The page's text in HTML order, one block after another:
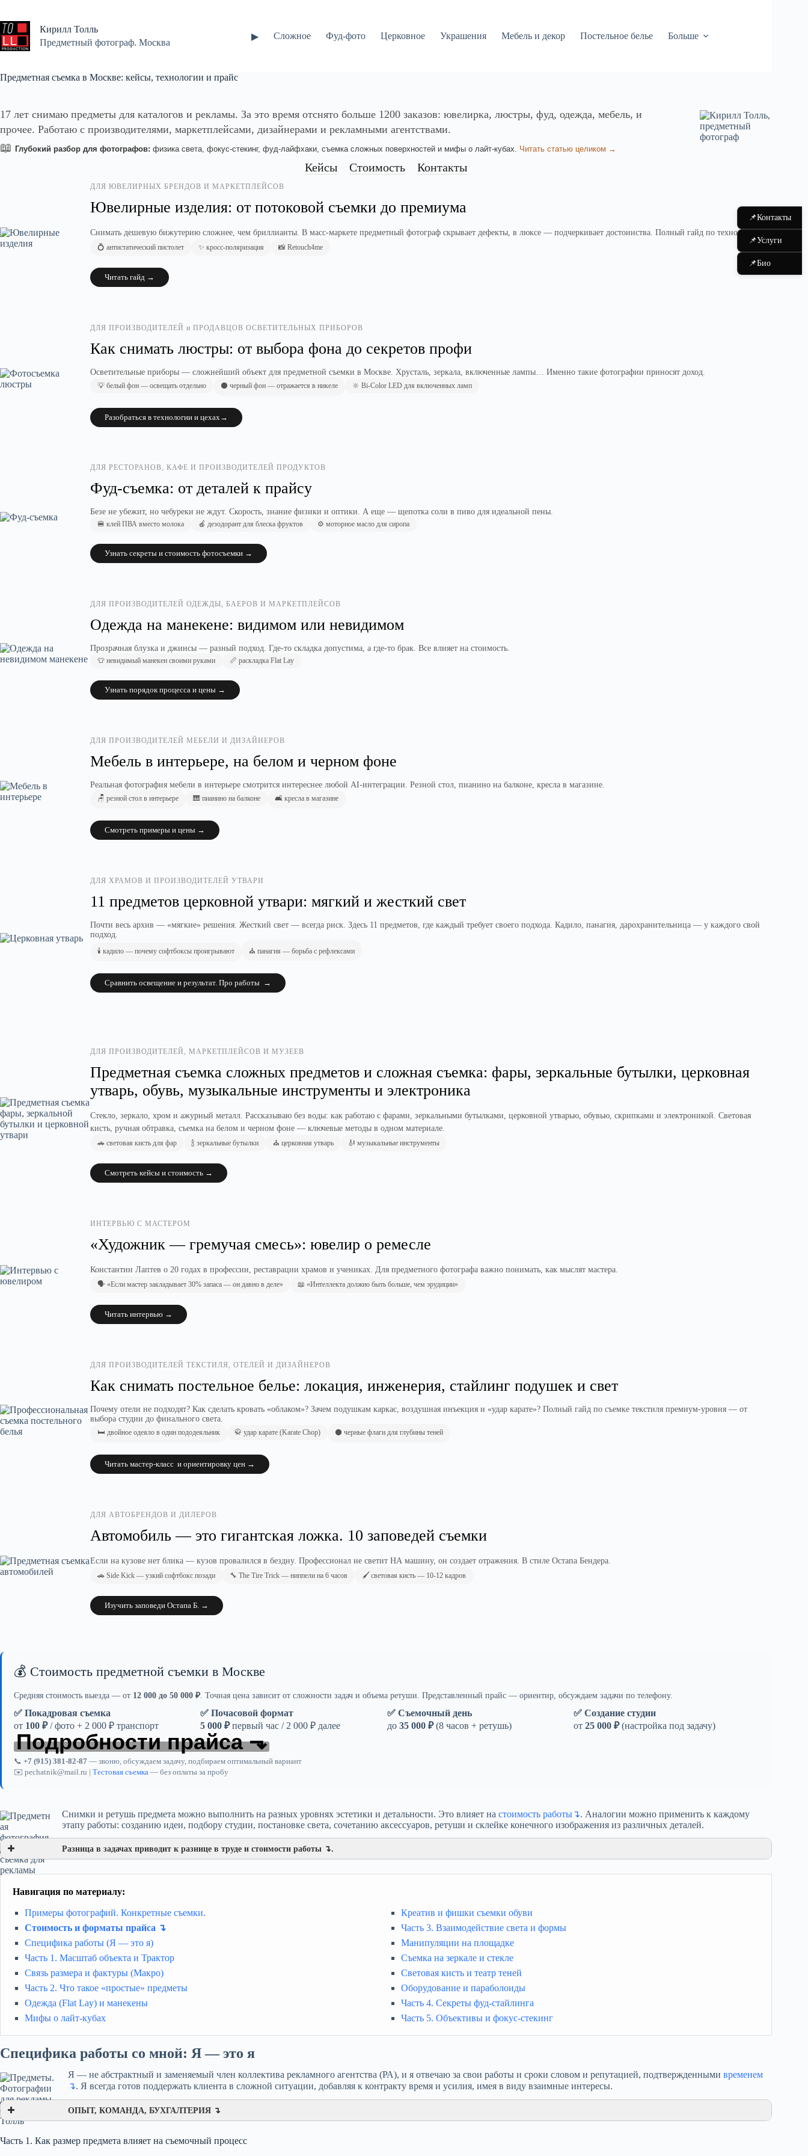
сути
Кирилл Толль
Предметный фотограф. Москва
▶ Сложное Фуд-фото Церковное Украшения Мебель и декор Постельное белье Больше
Предметная съемка в Москве: кейсы, технологии и прайс
17 лет снимаю предметы для каталогов и рекламы. За это время отснято больше 1200 заказов: ювелирка, люстры, фуд, одежда, мебель, и
прочее. Работаю с производителями, маркетплейсами, дизайнерами и рекламными агентствами.
📖 Глубокий разбор для фотографов: физика света, фокус-стекинг, фуд-лайфхаки, съемка сложных поверхностей и мифы о лайт-кубах. Читать статью целиком →
Кейсы Стоимость Контакты
ДЛЯ ЮВЕЛИРНЫХ БРЕНДОВ И МАРКЕТПЛЕЙСОВ
Ювелирные изделия: от потоковой съемки до премиума
Снимать дешевую бижутерию сложнее, чем бриллианты. В масс-маркете предметный фотограф скрывает дефекты, в люксе — подчеркивает достоинства. Полный гайд по технологиям.
💍 антистатический пистолет ✨ кросс-поляризация 📸 Retouch4me
Читать гайд →
ДЛЯ ПРОИЗВОДИТЕЛЕЙ и ПРОДАВЦОВ ОСВЕТИТЕЛЬНЫХ ПРИБОРОВ
Как снимать люстры: от выбора фона до секретов профи
Осветительные приборы — сложнейший объект для предметной съемки в Москве. Хрусталь, зеркала, включенные лампы… Именно такие фотографии приносят доход.
💡 белый фон — освещать отдельно ⚫ черный фон — отражается в никеле 🔆 Bi-Color LED для включенных ламп
Разобраться в технологии и цехах→
ДЛЯ РЕСТОРАНОВ, КАФЕ И ПРОИЗВОДИТЕЛЕЙ ПРОДУКТОВ
Фуд-съемка: от деталей к прайсу
Безе не убежит, но чебуреки не ждут. Скорость, знание физики и оптики. А еще — щепотка соли в пиво для идеальной пены.
🍔 клей ПВА вместо молока 🍎 дезодорант для блеска фруктов ⚙️ моторное масло для сиропа
Узнать секреты и стоимость фотосъемки →
ДЛЯ ПРОИЗВОДИТЕЛЕЙ ОДЕЖДЫ, БАЕРОВ И МАРКЕТПЛЕЙСОВ
Одежда на манекене: видимом или невидимом
Прозрачная блузка и джинсы — разный подход. Где-то складка допустима, а где-то брак. Все влияет на стоимость.
👕 невидимый манекен своими руками 📏 раскладка Flat Lay
Узнать порядок процесса и цены →
ДЛЯ ПРОИЗВОДИТЕЛЕЙ МЕБЕЛИ И ДИЗАЙНЕРОВ
Мебель в интерьере, на белом и черном фоне
Реальная фотография мебели в интерьере смотрится интереснее любой AI-интеграции. Резной стол, пианино на балконе, кресла в магазине.
🪑 резной стол в интерьере 🎹 пианино на балконе 🛋️ кресла в магазине
Смотреть примеры и цены →
ДЛЯ ХРАМОВ И ПРОИЗВОДИТЕЛЕЙ УТВАРИ
11 предметов церковной утвари: мягкий и жесткий свет
Почти весь архив — «мягкие» решения. Жесткий свет — всегда риск. Здесь 11 предметов, где каждый требует своего подхода. Кадило, панагия, дарохранительница — у каждого свой
подход.
🕯️ кадило — почему софтбоксы проигрывают ⛪ панагия — борьба с рефлексами
Сравнить освещение и результат. Про работы →
ДЛЯ ПРОИЗВОДИТЕЛЕЙ, МАРКЕТПЛЕЙСОВ И МУЗЕЕВ
Предметная съемка сложных предметов и сложная съемка: фары, зеркальные бутылки, церковная
утварь, обувь, музыкальные инструменты и электроника
Стекло, зеркало, хром и ажурный металл. Рассказываю без воды: как работаю с фарами, зеркальными бутылками, церковной утварью, обувью, скрипками и электроникой. Световая
кисть, ручная обтравка, съемка на белом и черном фоне — ключевые методы в одном материале.
🚗 световая кисть для фар 🍾 зеркальные бутылки ⛪ церковная утварь 🎻 музыкальные инструменты
Смотреть кейсы и стоимость →
ИНТЕРВЬЮ С МАСТЕРОМ
«Художник — гремучая смесь»: ювелир о ремесле
Константин Лаптев о 20 годах в профессии, реставрации храмов и учениках. Для предметного фотографа важно понимать, как мыслят мастера.
🗣️ «Если мастер закладывает 30% запаса — он давно в деле» 📖 «Интеллекта должно быть больше, чем эрудиции»
Читать интервью →
ДЛЯ ПРОИЗВОДИТЕЛЕЙ ТЕКСТИЛЯ, ОТЕЛЕЙ И ДИЗАЙНЕРОВ
Как снимать постельное белье: локация, инженерия, стайлинг подушек и свет
Почему отели не подходят? Как сделать кровать «облаком»? Зачем подушкам каркас, воздушная инъекция и «удар карате»? Полный гайд по съемке текстиля премиум-уровня — от
выбора студии до финального света.
🛏️ двойное одеяло в один пододеяльник 🥋 удар карате (Karate Chop) ⚫ черные флаги для глубины теней
Читать мастер-класс и ориентировку цен →
ДЛЯ АВТОБРЕНДОВ И ДИЛЕРОВ
Автомобиль — это гигантская ложка. 10 заповедей съемки
Если на кузове нет блика — кузов провалился в бездну. Профессионал не светит НА машину, он создает отражения. В стиле Остапа Бендера.
🚗 Side Kick — узкий софтбокс позади 🔧 The Tire Trick — ниппели на 6 часов 🖌️ световая кисть — 10-12 кадров
Изучить заповеди Остапа Б. →
💰 Стоимость предметной съемки в Москве
Средняя стоимость выезда — от 12 000 до 50 000 ₽ . Точная цена зависит от сложности задач и объема ретуши. Представленный прайс — ориентир, обсуждаем задачи по телефону.
✅ Покадровая съемка
от 100 ₽/ фото + 2 000 ₽ транспорт
✅ Почасовой формат
5 000 ₽первый час / 2 000 ₽ далее
✅ Съемочный день
до 35 000 ₽(8 часов + ретушь)
✅ Создание студии
от 25 000 ₽(настройка под задачу)
Подробности прайса ⬎
📞 +7 (915) 381-82-87 — звоню, обсуждаем задачу, подбираем оптимальный вариант
✉️ pechatnik@mail.ru | Тестовая съемка — без оплаты за пробу
Снимки и ретушь предмета можно выполнить на разных уровнях эстетики и детальности. Это влияет на стоимость работы↴. Аналогии можно применить к каждому
этапу работы: созданию идеи, подбору студии, постановке света, сочетанию аксессуаров, ретуши и склейке конечного изображения из различных деталей.
Разница в задачах приводит к разнице в труде и стоимости работы ↴.
Навигация по материалу:
Примеры фотографий. Конкретные съемки.
Стоимость и форматы прайса ↴
Специфика работы (Я — это я)
Часть 1. Масштаб объекта и Трактор
Связь размера и фактуры (Макро)
Часть 2. Что такое «простые» предметы
Одежда (Flat Lay) и манекены
Мифы о лайт-кубах
Креатив и фишки съемки обуви
Часть 3. Взаимодействие света и формы
Манипуляции на площадке
Съемка на зеркале и стекле
Световая кисть и театр теней
Оборудование и параболоиды
Часть 4. Секреты фуд-стайлинга
Часть 5. Объективы и фокус-стекинг
Специфика работы со мной: Я — это я
Я — не абстрактный и заменяемый член коллектива рекламного агентства (РА), и я отвечаю за свои работы и сроки словом и репутацией, подтвержденными временем
↴. Я всегда готов поддержать клиента в сложной ситуации, добавляя к контракту время и усилия, имея в виду взаимные интересы.
ОПЫТ, КОМАНДА, БУХГАЛТЕРИЯ ↴
Часть 1. Как размер предмета влияет на съемочный процесс
📌Контакты
📌Услуги
📌Био